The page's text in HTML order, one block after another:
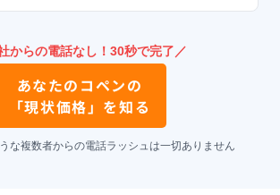
からの電話なし！30秒で完了／
あなたの コペンの
「現状価格」を知る
な複数者からの電話ラッシュは一切ありません